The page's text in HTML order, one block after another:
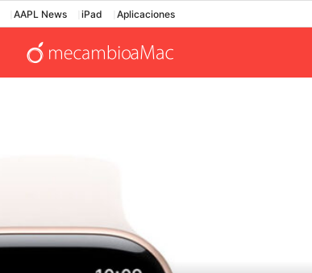
AAPL News iPad Aplicaciones